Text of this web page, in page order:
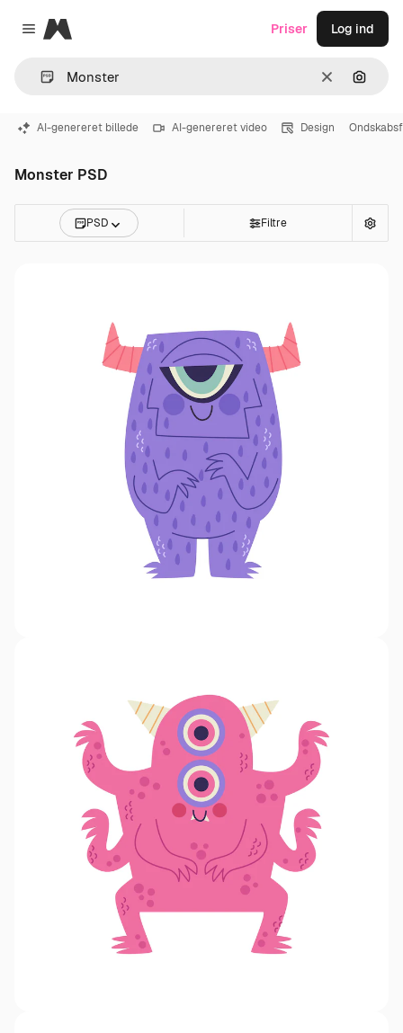
Close menu
Magnific
Klar Søg
Priser Log ind
AI-genereret billede AI-genereret video Design
Monster PSD
PSD Filtre